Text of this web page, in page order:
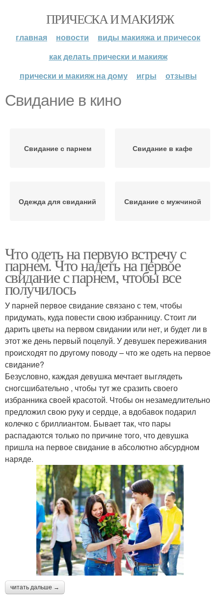
ПРИЧЕСКА И МАКИЯЖ
главная новости
виды макияжа и причесок
как делать прически и макияж
прически и макияж на дому
игры отзывы
Свидание в кино
Свидание с парнем Свидание в кафе
Одежда для свиданий Свидание с мужчиной
Что одеть на первую встречу с
парнем. Что надеть на первое
свидание с парнем, чтобы все
получилось
У парней первое свидание связано с тем, чтобы
придумать, куда повести свою избранницу. Стоит ли
дарить цветы на первом свидании или нет, и будет ли в
этот же день первый поцелуй. У девушек переживания
происходят по другому поводу – что же одеть на первое
свидание?
Безусловно, каждая девушка мечтает выглядеть
сногсшибательно , чтобы тут же сразить своего
избранника своей красотой. Чтобы он незамедлительно
предложил свою руку и сердце, а вдобавок подарил
колечко с бриллиантом. Бывает так, что пары
распадаются только по причине того, что девушка
пришла на первое свидание в абсолютно абсурдном
наряде.
читать дальше →